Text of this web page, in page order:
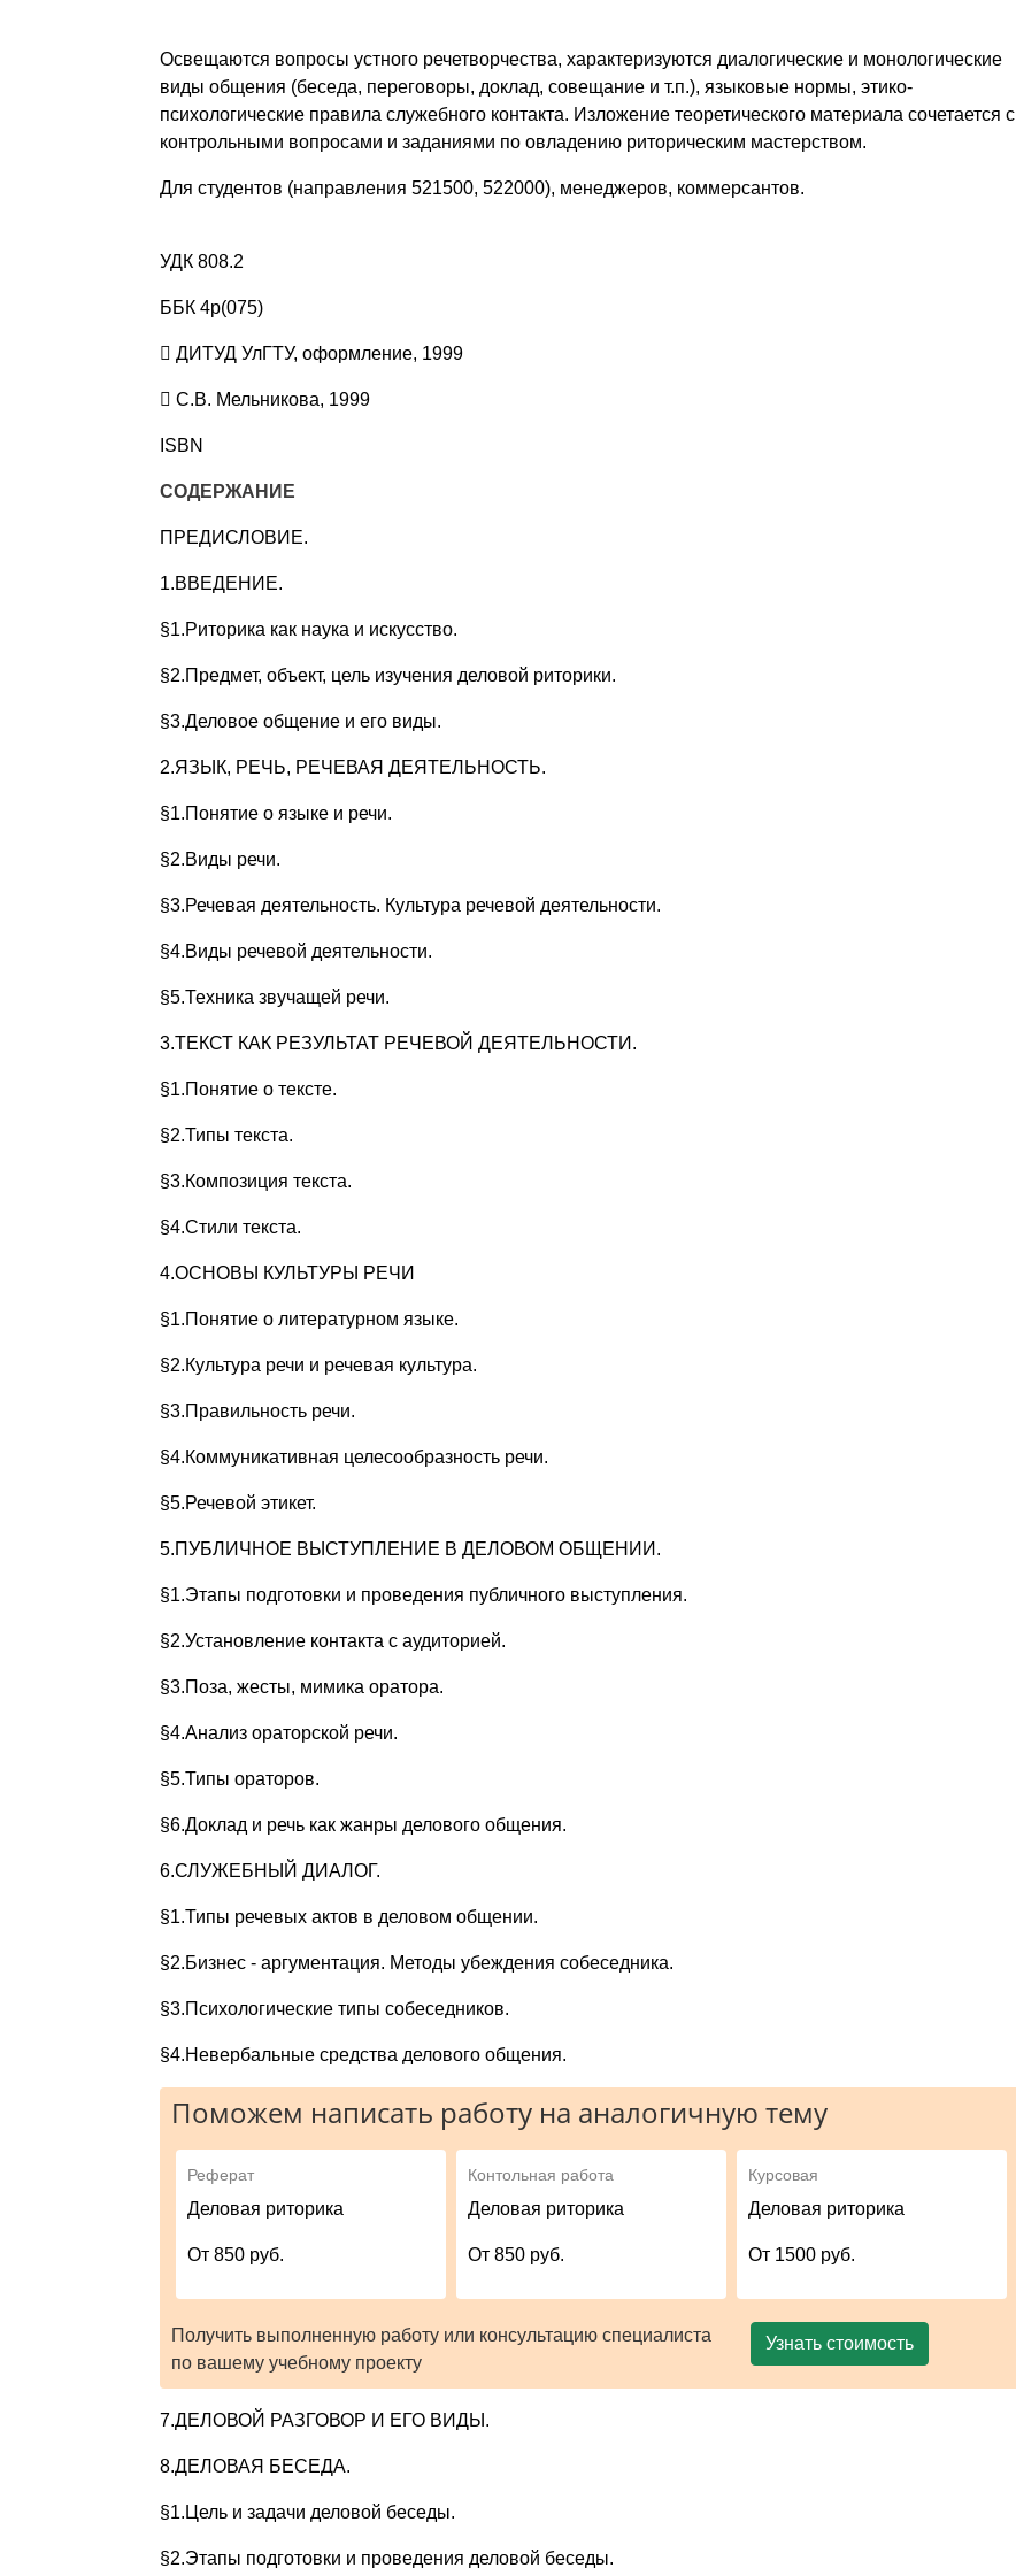
Освещаются вопросы устного речетворчества, характеризуются диалогические и монологические
виды общения (беседа, переговоры, доклад, совещание и т.п.), языковые нормы, этико-
психологические правила служебного контакта. Изложение теоретического материала сочетается с
контрольными вопросами и заданиями по овладению риторическим мастерством.
Для студентов (направления 521500, 522000), менеджеров, коммерсантов.
УДК 808.2
ББК 4р(075)
 ДИТУД УлГТУ, оформление, 1999
 С.В. Мельникова, 1999
ISBN
СОДЕРЖАНИЕ
ПРЕДИСЛОВИЕ.
1.ВВЕДЕНИЕ.
§1.Риторика как наука и искусство.
§2.Предмет, объект, цель изучения деловой риторики.
§3.Деловое общение и его виды.
2.ЯЗЫК, РЕЧЬ, РЕЧЕВАЯ ДЕЯТЕЛЬНОСТЬ.
§1.Понятие о языке и речи.
§2.Виды речи.
§3.Речевая деятельность. Культура речевой деятельности.
§4.Виды речевой деятельности.
§5.Техника звучащей речи.
3.ТЕКСТ КАК РЕЗУЛЬТАТ РЕЧЕВОЙ ДЕЯТЕЛЬНОСТИ.
§1.Понятие о тексте.
§2.Типы текста.
§3.Композиция текста.
§4.Стили текста.
4.ОСНОВЫ КУЛЬТУРЫ РЕЧИ
§1.Понятие о литературном языке.
§2.Культура речи и речевая культура.
§3.Правильность речи.
§4.Коммуникативная целесообразность речи.
§5.Речевой этикет.
5.ПУБЛИЧНОЕ ВЫСТУПЛЕНИЕ В ДЕЛОВОМ ОБЩЕНИИ.
§1.Этапы подготовки и проведения публичного выступления.
§2.Установление контакта с аудиторией.
§3.Поза, жесты, мимика оратора.
§4.Анализ ораторской речи.
§5.Типы ораторов.
§6.Доклад и речь как жанры делового общения.
6.СЛУЖЕБНЫЙ ДИАЛОГ.
§1.Типы речевых актов в деловом общении.
§2.Бизнес - аргументация. Методы убеждения собеседника.
§3.Психологические типы собеседников.
§4.Невербальные средства делового общения.
Поможем написать работу на аналогичную тему
Реферат
Деловая риторика
От 850 руб.
Контольная работа
Деловая риторика
От 850 руб.
Курсовая
Деловая риторика
От 1500 руб.
Получить выполненную работу или консультацию специалиста
по вашему учебному проекту
Узнать стоимость
7.ДЕЛОВОЙ РАЗГОВОР И ЕГО ВИДЫ.
8.ДЕЛОВАЯ БЕСЕДА.
§1.Цель и задачи деловой беседы.
§2.Этапы подготовки и проведения деловой беседы.